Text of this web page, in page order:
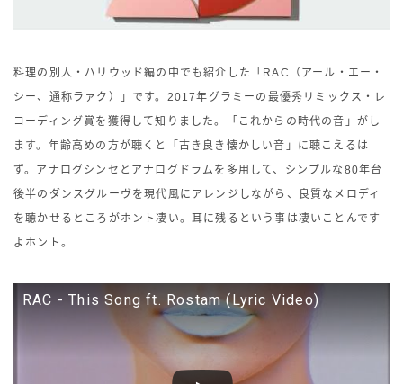
料理の別人・ハリウッド編の中でも紹介した「RAC（アール・エー・
シー、通称ラァク）」です。2017年グラミーの最優秀リミックス・レ
コーディング賞を獲得して知りました。「これからの時代の音」がし
ます。年齢高めの方が聴くと「古き良き懐かしい音」に聴こえるは
ず。アナログシンセとアナログドラムを多用して、シンプルな80年台
後半のダンスグルーヴを現代風にアレンジしながら、良質なメロディ
を聴かせるところがホント凄い。耳に残るという事は凄いことんです
よホント。
RAC - This Song ft. Rostam (Lyric Video)